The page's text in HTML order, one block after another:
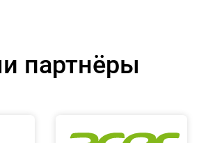
партнёры